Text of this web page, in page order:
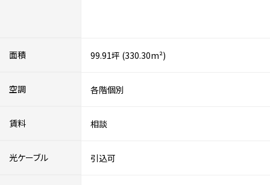
面積 99.91坪 (330.30m²)
空調 各階個別
賃料 相談
光ケーブル 引込可